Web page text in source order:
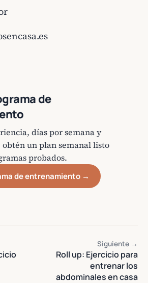
de
días por semana y
un plan semanal listo
probados.
de entrenamiento →
Siguiente →
Roll up: Ejercicio para
entrenar los
abdominales en casa